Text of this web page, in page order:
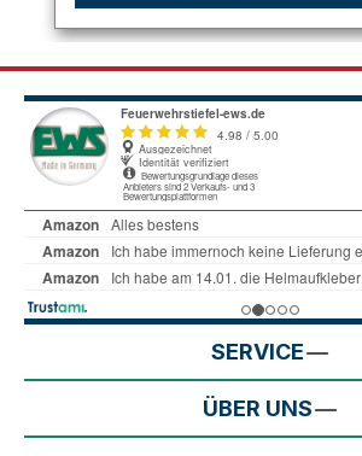
SERVICE
ÜBER UNS